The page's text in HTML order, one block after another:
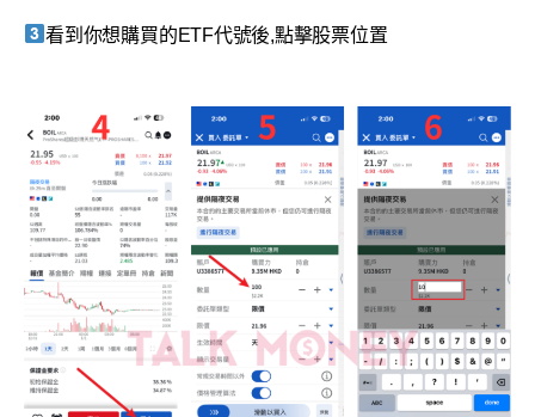
看到你想購買的ETF代號後,點擊股票位置